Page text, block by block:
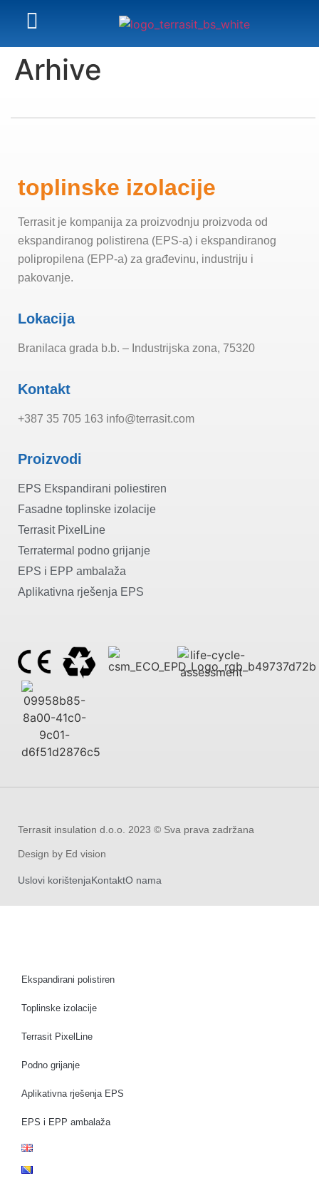
Arhive
toplinske izolacije
Terrasit je kompanija za proizvodnju proizvoda od
ekspandiranog polistirena (EPS-a) i ekspandiranog
polipropilena (EPP-a) za građevinu, industriju i
pakovanje.
Lokacija
Branilaca grada b.b. – Industrijska zona, 75320
Kontakt
+387 35 705 163 info@terrasit.com
Proizvodi
EPS Ekspandirani poliestiren
Fasadne toplinske izolacije
Terrasit PixelLine
Terratermal podno grijanje
EPS i EPP ambalaža
Aplikativna rješenja EPS
Terrasit insulation d.o.o. 2023 © Sva prava zadržana
Design by Ed vision
Uslovi korištenjaKontaktO nama
Ekspandirani polistiren
Toplinske izolacije
Terrasit PixelLine
Podno grijanje
Aplikativna rješenja EPS
EPS i EPP ambalaža